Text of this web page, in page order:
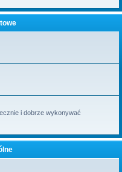
i dobrze wykonywać